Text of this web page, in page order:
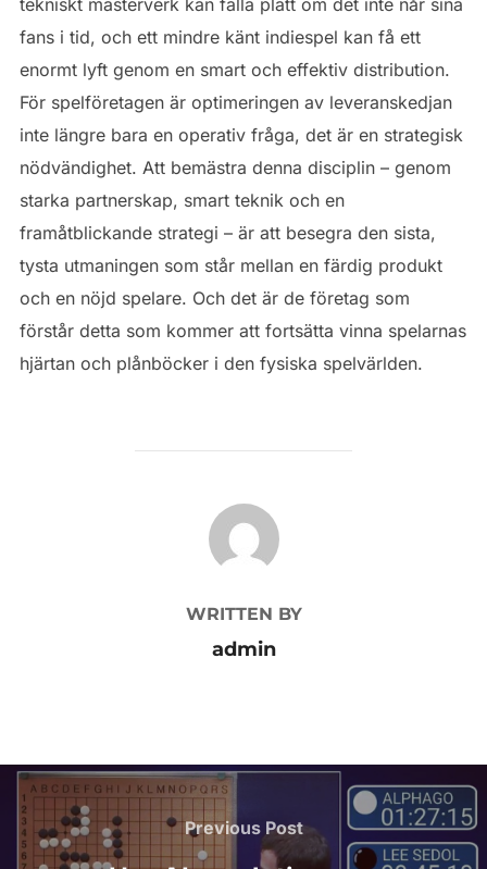
fans i tid, och ett mindre känt indiespel kan få ett
enormt lyft genom en smart och effektiv distribution.
För spelföretagen är optimeringen av leveranskedjan
inte längre bara en operativ fråga, det är en strategisk
nödvändighet. Att bemästra denna disciplin – genom
starka partnerskap, smart teknik och en
framåtblickande strategi – är att besegra den sista,
tysta utmaningen som står mellan en färdig produkt
och en nöjd spelare. Och det är de företag som
förstår detta som kommer att fortsätta vinna spelarnas
hjärtan och plånböcker i den fysiska spelvärlden.
POST AUTHOR
WRITTEN BY
admin
Inläggsnavigering
Previous
Post
Previous Post